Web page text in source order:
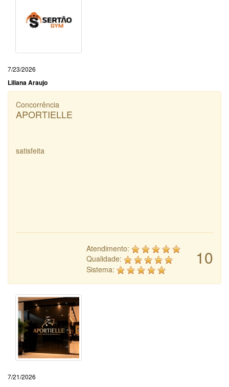
7/23/2026
Liliana Araujo
Concorrência
APORTIELLE
satisfeita
10
Atendimento:
Qualidade:
Sistema:
7/21/2026